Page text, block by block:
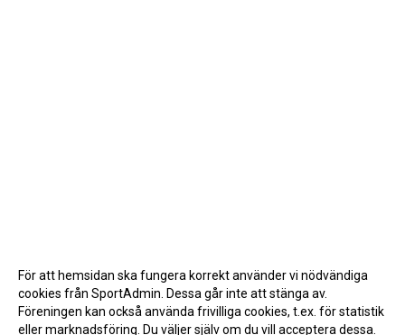
För att hemsidan ska fungera korrekt använder vi nödvändiga
cookies från SportAdmin. Dessa går inte att stänga av.
Föreningen kan också använda frivilliga cookies, t.ex. för statistik
eller marknadsföring. Du väljer själv om du vill acceptera dessa.